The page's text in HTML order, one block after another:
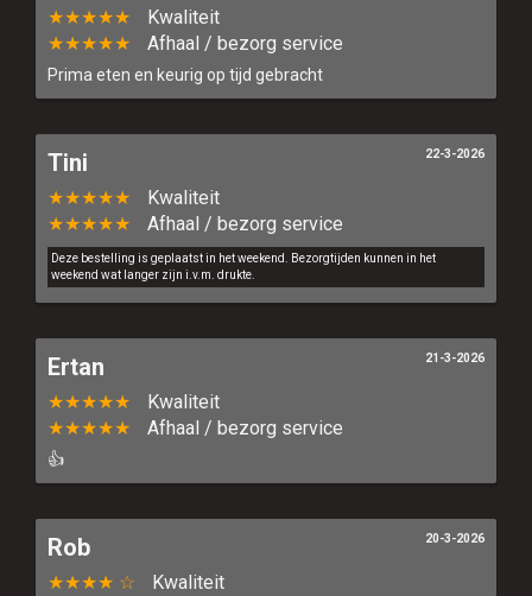
★★★★★
Kwaliteit
★★★★★
Afhaal / bezorg service
Prima eten en keurig op tijd gebracht
Tini
★★★★★
Kwaliteit
★★★★★
Afhaal / bezorg service
Deze bestelling is geplaatst in het weekend. Bezorgtijden kunnen in het
weekend wat langer zijn i.v.m. drukte.
22-3-2026
Ertan
★★★★★
Kwaliteit
★★★★★
Afhaal / bezorg service
👍
21-3-2026
Rob
★★★★ ☆ Kwaliteit
20-3-2026